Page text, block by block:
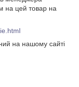
на цей товар на
на нашому сайті